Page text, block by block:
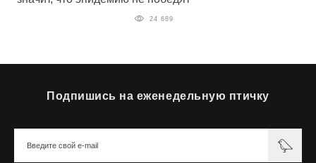
24 689
Подпишись на еженедельную птичку